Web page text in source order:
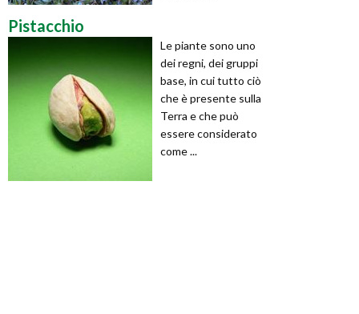
Pistacchio
Le piante sono uno
dei regni, dei gruppi
base, in cui tutto ciò
che è presente sulla
Terra e che può
essere considerato
come ...